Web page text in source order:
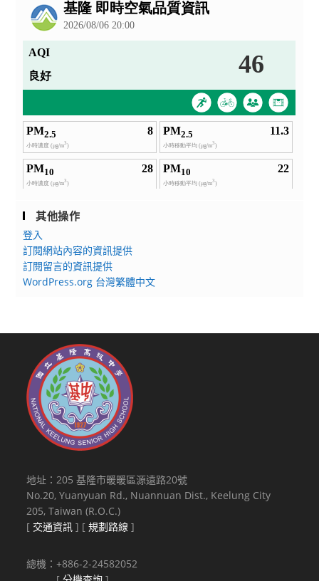
其他操作
登入
訂閱網站內容的資訊提供
訂閱留言的資訊提供
WordPress.org 台灣繁體中文
地址：205 基隆市暖暖區源遠路20號
No.20, Yuanyuan Rd., Nuannuan Dist., Keelung City
205, Taiwan (R.O.C.)
[ 交通資訊 ] [規劃路線 ]
總機：+886-2-24582052